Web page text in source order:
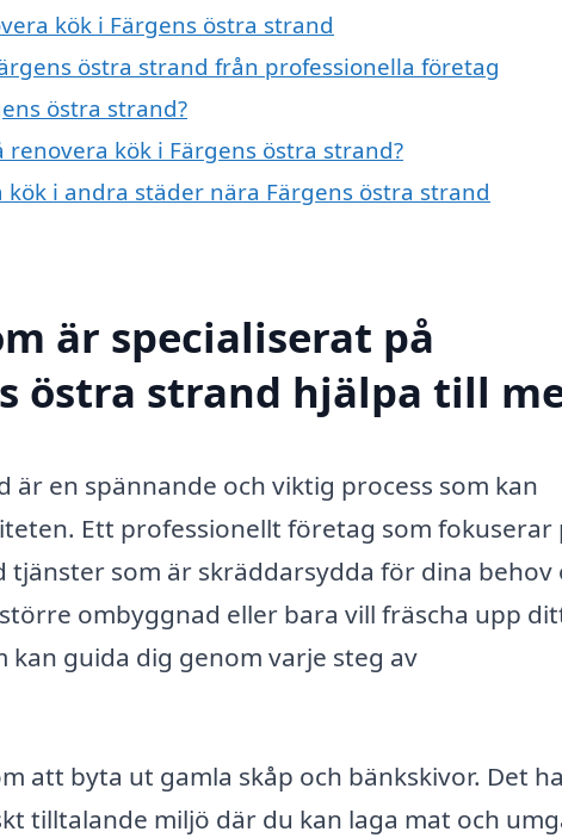
kök i Färgens östra strand
östra strand från professionella företag
östra strand?
kök i Färgens östra strand?
i andra städer nära Färgens östra strand
är specialiserat på
östra strand hjälpa till
en spännande och viktig process som kan
Ett professionellt företag som fokuserar
som är skräddarsydda för dina behov
ombyggnad eller bara vill fräscha upp
guida dig genom varje steg av
att byta ut gamla skåp och bänkskivor. Det
tilltalande miljö där du kan laga mat och